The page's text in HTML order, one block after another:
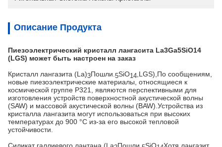
Описание Продукта
Пиезоэлектрический кристалл лангасита La3Ga5SiO14
(LGS) может быть настроен на заказ
Кристалл лангазита (La)3Пошли. 5SiO14 ,LGS), По сообщениям,
новые пиезоэлектрические материалы, относящиеся к
космической группе P321, являются перспективными для
изготовления устройств поверхностной акустической волны
(SAW) и массовой акустической волны (BAW).Устройства из
кристалла лангазита могут использоваться при высоких
температурах до 900 °C из-за его высокой тепловой
устойчивости.